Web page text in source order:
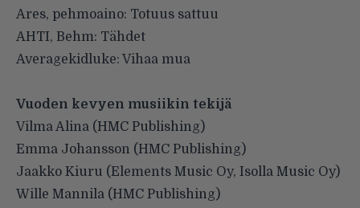
Ares, pehmoaino: Totuus sattuu
AHTI, Behm: Tähdet
Averagekidluke: Vihaa mua
Vuoden kevyen musiikin tekijä
Vilma Alina (HMC Publishing)
Emma Johansson (HMC Publishing)
Jaakko Kiuru (Elements Music Oy, Isolla Music Oy)
Wille Mannila (HMC Publishing)